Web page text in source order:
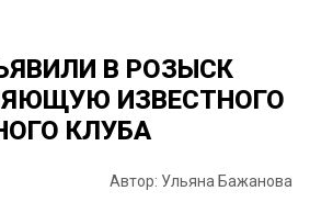
В РОЗЫСК
ИЗВЕСТНОГО
КЛУБА
Автор: Ульяна Бажанова